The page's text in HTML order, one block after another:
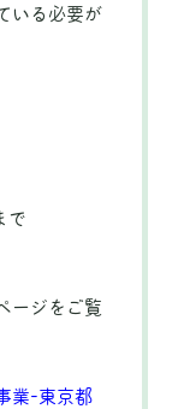
いる必要が
で
ージをご覧
業-東京都